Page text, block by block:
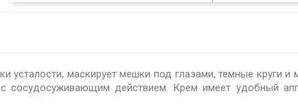
усталости, маскирует мешки под глазами, темные круги
сосудосуживающим действием. Крем имеет удобный